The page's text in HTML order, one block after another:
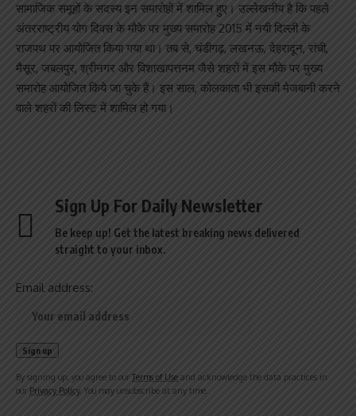
सामाजिक समूहों के सदस्य इन समारोहों में शामिल हुए। उल्लेखनीय है कि पहले
अंतरराष्ट्रीय योग दिवस के मौके पर मुख्य समारोह 2015 में नयी दिल्ली के
राजपथ पर आयोजित किया गया था। तब से, चंडीगढ़, लखनऊ, देहरादून, रांची,
मैसूर, जबलपुर, श्रीनगर और विशाखापत्तनम जैसे शहरों में इस मौके पर मुख्य
समारोह आयोजित किये जा चुके हैं। इस साल, कोलकाता भी इसकी मेजबानी करने
वाले शहरों की लिस्ट में शामिल हो गया।
Sign Up For Daily Newsletter
Be keep up! Get the latest breaking news delivered
straight to your inbox.
Email address:
By signing up, you agree to our Terms of Use and acknowledge the data practices in
our Privacy Policy. You may unsubscribe at any time.